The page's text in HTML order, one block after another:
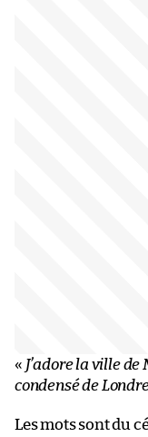
« J’adore la ville de
condensé de
Les mots sont du